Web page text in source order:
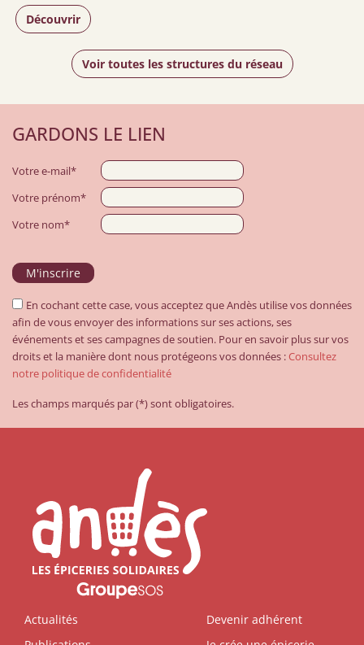
Découvrir
Voir toutes les structures du réseau
GARDONS LE LIEN
Votre e-mail*
Votre prénom*
Votre nom*
En cochant cette case, vous acceptez que Andès utilise vos données
afin de vous envoyer des informations sur ses actions, ses
événements et ses campagnes de soutien. Pour en savoir plus sur vos
droits et la manière dont nous protégeons vos données :Consultez
notre politique de confidentialité
Les champs marqués par (*) sont obligatoires.
Actualités
Devenir adhérent